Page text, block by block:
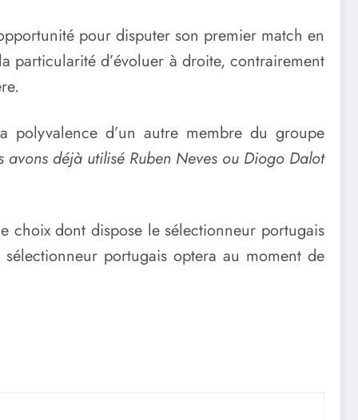
pour disputer son premier match en
particularité d’évoluer à droite, contrairement
polyvalence d’un autre membre du groupe
déjà utilisé Ruben Neves ou Diogo Dalot
choix dont dispose le sélectionneur portugais
portugais optera au moment de